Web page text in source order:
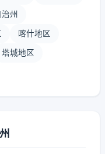
州
喀什地区
塔城地区